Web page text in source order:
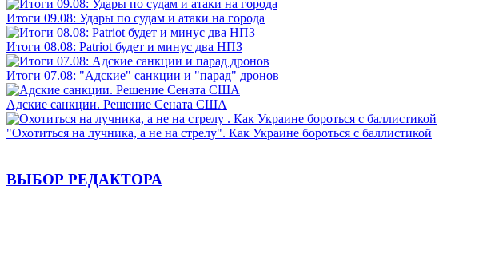
Итоги 09.08: Удары по судам и атаки на города
Итоги 08.08: Patriot будет и минус два НПЗ
Итоги 07.08: "Адские" санкции и "парад" дронов
Адские санкции. Решение Сената США
"Охотиться на лучника, а не на стрелу". Как Украине бороться с баллистикой
ВЫБОР РЕДАКТОРА